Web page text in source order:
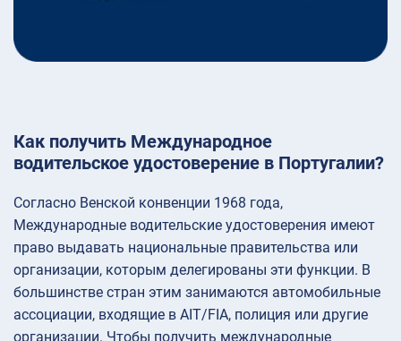
Как получить Международное
водительское удостоверение в Португалии?
Согласно Венской конвенции 1968 года,
Международные водительские удостоверения имеют
право выдавать национальные правительства или
организации, которым делегированы эти функции. В
большинстве стран этим занимаются автомобильные
ассоциации, входящие в AIT/FIA, полиция или другие
организации. Чтобы получить международные